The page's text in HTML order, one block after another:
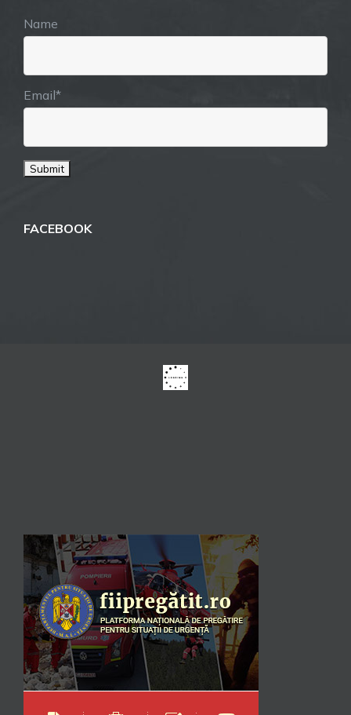
Name
Email*
FACEBOOK